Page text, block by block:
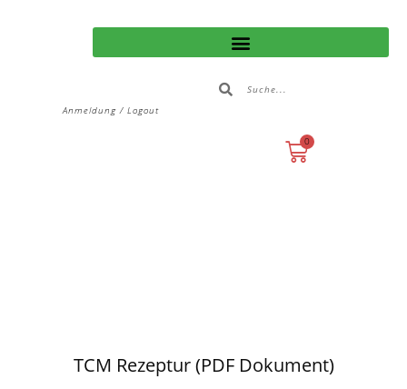
Anmeldung / Logout
0
TCM Rezeptur (PDF Dokument)